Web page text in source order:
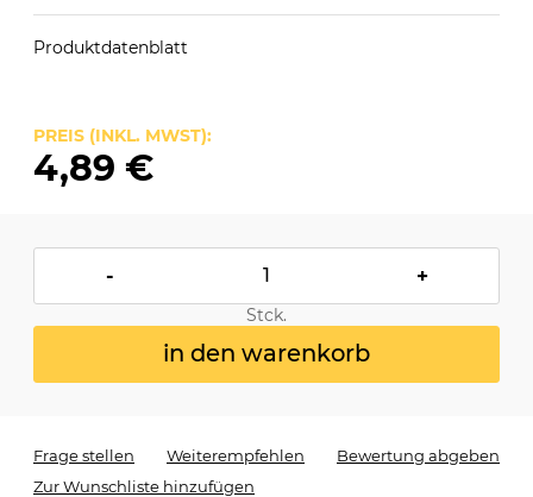
Produktdatenblatt
PREIS (INKL. MWST):
4,89 €
- +
Stck.
in den warenkorb
Frage stellen Weiterempfehlen
Bewertung abgeben
Zur Wunschliste hinzufügen